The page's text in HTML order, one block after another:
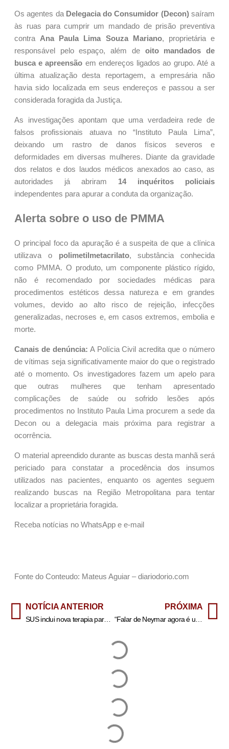
Os agentes da Delegacia do Consumidor (Decon)saíram
às ruas para cumprir um mandado de prisão preventiva
contra Ana Paula Lima Souza Mariano, proprietária e
responsável pelo espaço, além de oito mandados de
busca e apreensão em endereços ligados ao grupo. Até a
última atualização desta reportagem, a empresária não
havia sido localizada em seus endereços e passou a ser
considerada foragida da Justiça.
As investigações apontam que uma verdadeira rede de
falsos profissionais atuava no “Instituto Paula Lima”,
deixando um rastro de danos físicos severos e
deformidades em diversas mulheres. Diante da gravidade
dos relatos e dos laudos médicos anexados ao caso, as
autoridades já abriram 14 inquéritos policiais
independentes para apurar a conduta da organização.
Alerta sobre o uso de PMMA
O principal foco da apuração é a suspeita de que a clínica
utilizava o polimetilmetacrilato, substância conhecida
como PMMA. O produto, um componente plástico rígido,
não é recomendado por sociedades médicas para
procedimentos estéticos dessa natureza e em grandes
volumes, devido ao alto risco de rejeição, infecções
generalizadas, necroses e, em casos extremos, embolia e
morte.
Canais de denúncia: A Polícia Civil acredita que o número
de vítimas seja significativamente maior do que o registrado
até o momento. Os investigadores fazem um apelo para
que outras mulheres que tenham apresentado
complicações de saúde ou sofrido lesões após
procedimentos no Instituto Paula Lima procurem a sede da
Decon ou a delegacia mais próxima para registrar a
ocorrência.
O material apreendido durante as buscas desta manhã será
periciado para constatar a procedência dos insumos
utilizados nas pacientes, enquanto os agentes seguem
realizando buscas na Região Metropolitana para tentar
localizar a proprietária foragida.
Receba notícias no WhatsApp e e-mail
Fonte do Conteudo: Mateus Aguiar – diariodorio.com
NOTÍCIA ANTERIOR
SUS inclui nova terapia para pacientes adultos com leucemia mieloide
PRÓXIMA